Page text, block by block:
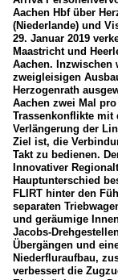
Aachen Hbf über
(Niederlande) und
29. Januar 2019
Maastricht und
Aachen. Inzwischen
zweigleisigen
Herzogenrath
Aachen zwei Mal
Trassenkonflikte mit
Verlängerung der
Ziel ist, die
Takt zu bedienen.
Innovativer
Hauptunterschied
FLIRT hinter den
separaten
und geräumige
Jacobs-
Übergängen und
Niederfluraufbau,
verbessert die